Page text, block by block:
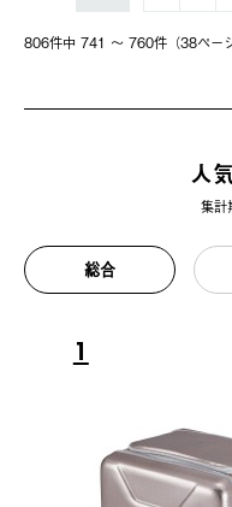
806件中 741 〜 760件（38ページ
人
集
総合
1